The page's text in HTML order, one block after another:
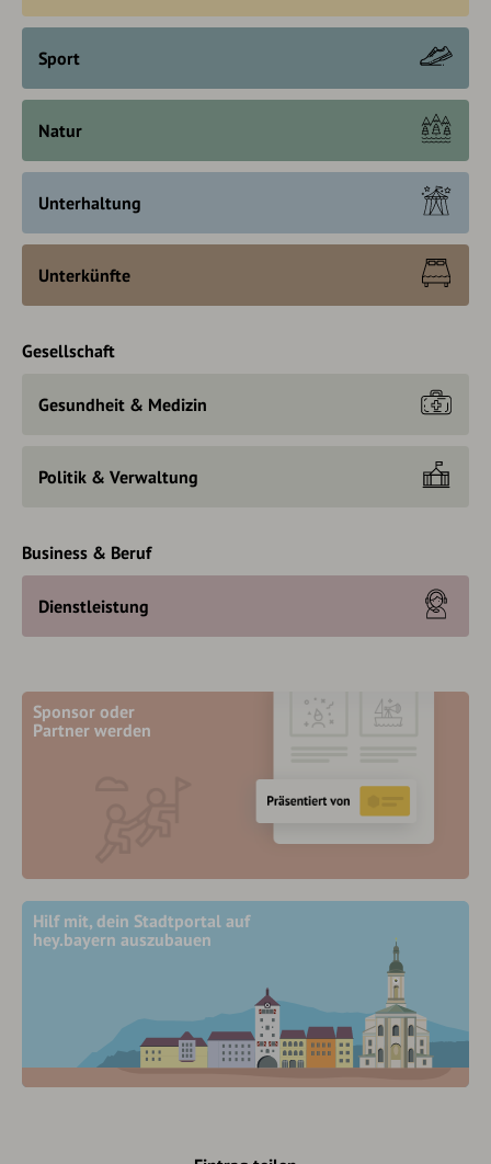
Sport
Natur
Unterhaltung
Unterkünfte
Gesellschaft
Gesundheit & Medizin
Politik & Verwaltung
Business & Beruf
Dienstleistung
Sponsor oder
Partner werden
Hilf mit, dein Stadtportal auf
hey.bayern auszubauen